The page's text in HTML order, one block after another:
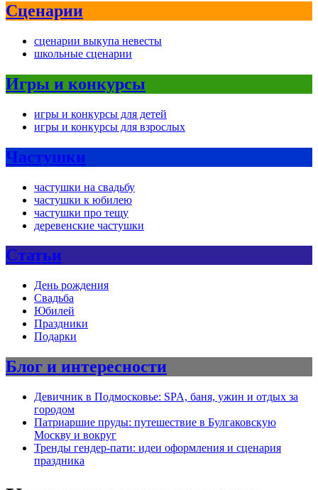
Сценарии
сценарии выкупа невесты
школьные сценарии
Игры и конкурсы
игры и конкурсы для детей
игры и конкурсы для взрослых
Частушки
частушки на свадьбу
частушки к юбилею
частушки про тещу
деревенские частушки
Статьи
День рождения
Свадьба
Юбилей
Праздники
Подарки
Блог и интересности
Девичник в Подмосковье: SPA, баня, ужин и отдых за
городом
Патриаршие пруды: путешествие в Булгаковскую
Москву и вокруг
Тренды гендер-пати: идеи оформления и сценария
праздника